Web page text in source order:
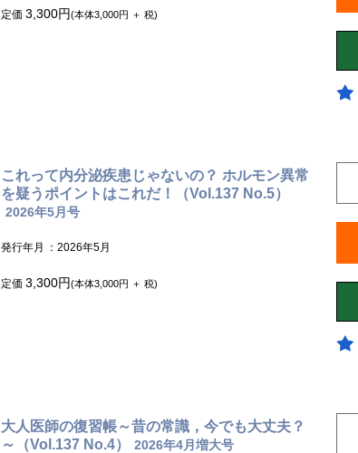
定価 3,300円(本体3,000円 ＋ 税)
これって内分泌疾患じゃないの？ ホルモン異常
を疑うポイントはこれだ！（Vol.137 No.5）
2026年5月号
発行年月 ：2026年5月
定価 3,300円(本体3,000円 ＋ 税)
大人医師の復習帳～昔の常識，今でも大丈夫？
～（Vol.137 No.4）
2026年4月増大号